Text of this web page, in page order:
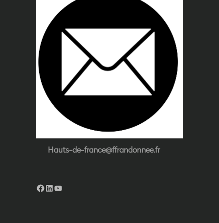
Hauts-de-france@ffrandonnee.fr
Facebook
LinkedIn
YouTube